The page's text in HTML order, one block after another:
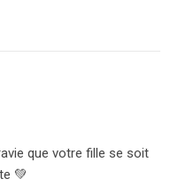
que votre fille se soit
💚